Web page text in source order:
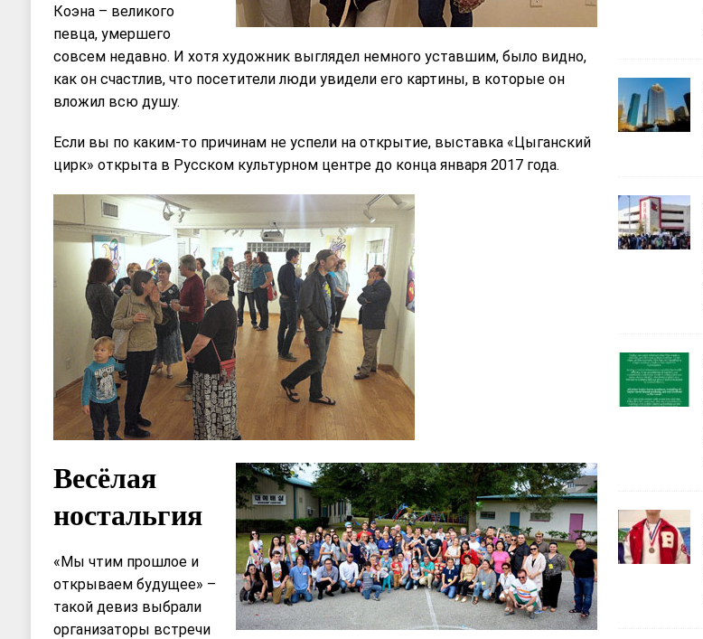
Коэна – великого
певца, умершего
совсем недавно. И хотя художник выглядел немного уставшим, было видно,
как он счастлив, что посетители люди увидели его картины, в которые он
вложил всю душу.
Если вы по каким-то причинам не успели на открытие, выставка «Цыганский
цирк» открыта в Русском культурном центре до конца января 2017 года.
Весёлая
ностальгия
«Мы чтим прошлое и
открываем будущее» –
такой девиз выбрали
организаторы встречи